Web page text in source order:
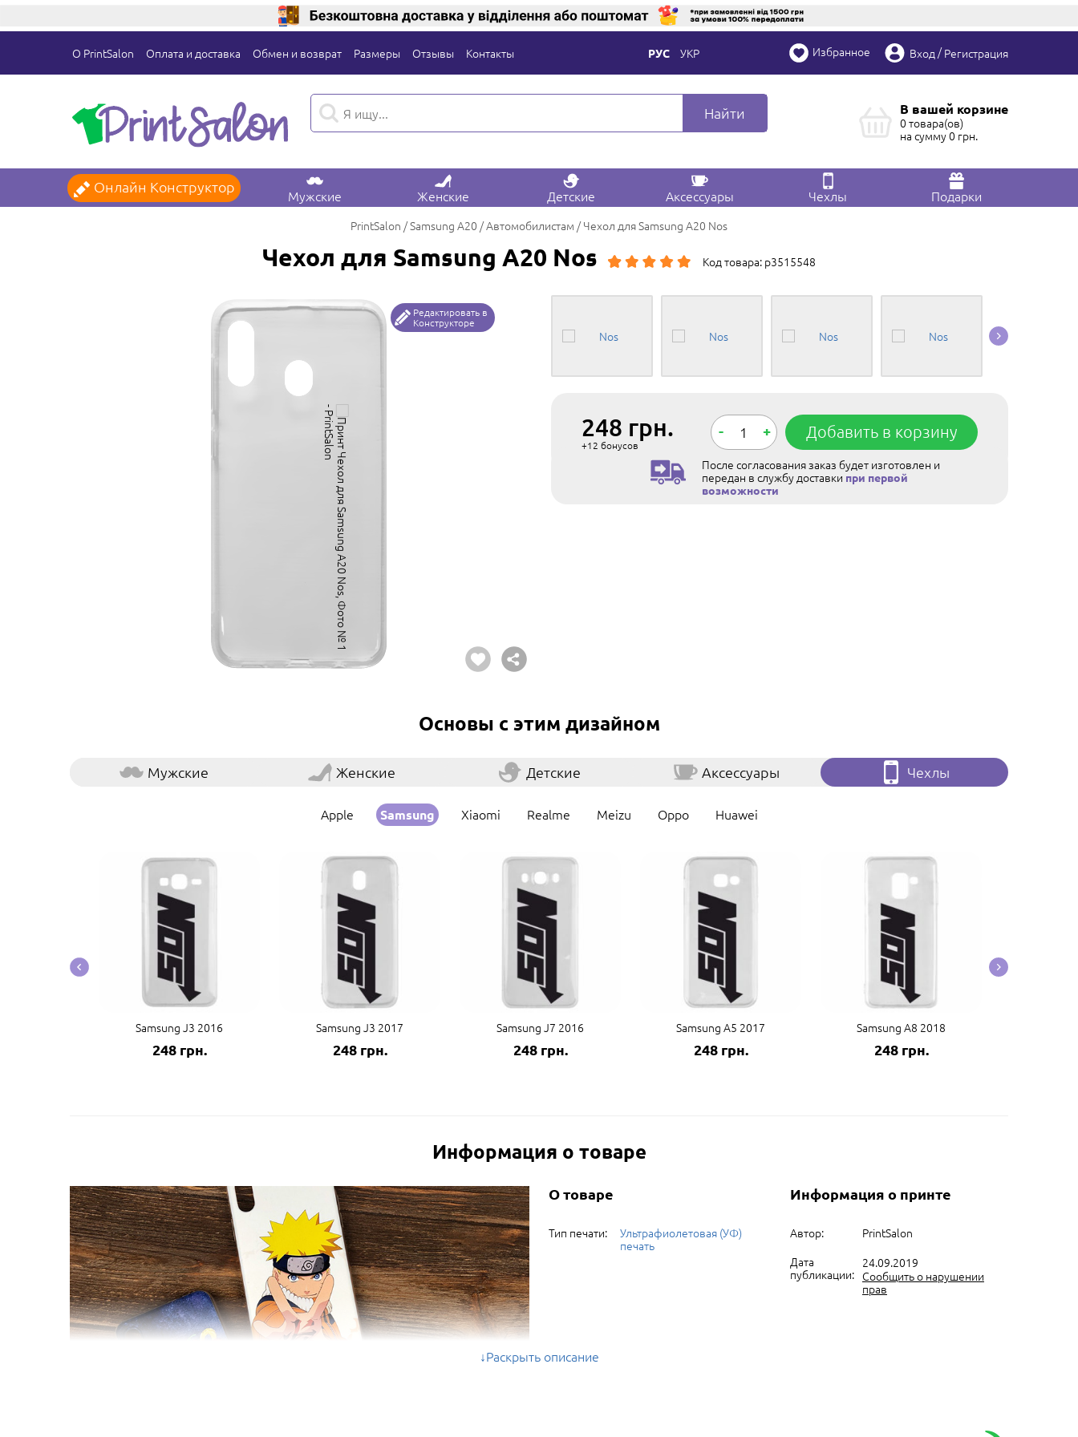
О PrintSalon Оплата и доставка Обмен и возврат Размеры Отзывы Контакты РУС УКР Избранное Вход /Регистрация
Найти В вашей корзине
0 товара(ов)
на сумму0 грн.
Онлайн Конструктор
Мужские Женские Детские Аксессуары Чехлы Подарки
PrintSalon Samsung A20 Автомобилистам Чехол для Samsung A20 Nos
Чехол для Samsung A20 Nos Код товара: p3515548
Редактировать в
Конструкторе
248 грн.
+12 бонусов
- + Добавить в корзину
После согласования заказ будет изготовлен и
передан в службу доставки при первой
возможности
Основы с этим дизайном
Мужские Женские Детские Аксессуары Чехлы
Apple Samsung Xiaomi Realme Meizu Oppo Huawei
Samsung J3 2016
248 грн.
Samsung J3 2017
248 грн.
Samsung J7 2016
248 грн.
Samsung A5 2017
248 грн.
Samsung A8 2018
248 грн.
Информация о товаре
О товаре
Тип печати:
Ультрафиолетовая (УФ)
печать
Информация о принте
Автор:
PrintSalon
Дата
публикации:
24.09.2019
Сообщить о нарушении
прав
Раскрыть описание